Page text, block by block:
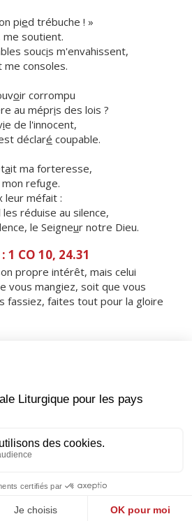
pied trébuche ! »
me soutient.
soucis m'envahissent,
consoles.
oir corrompu
au mépris des lois ?
ie de l'innocent,
déclaré coupable.
ait ma forteresse,
refuge.
leur méfait :
réduise au silence,
le Seigneur notre Dieu.
1 CO 10, 24.31
propre intérêt, mais celui
vous mangiez, soit que vous
fassiez, faites tout pour la gloire
grâce au Seigneur,
Dieu Très-Haut.
que les artisans de paix
peut garantir aux hommes une